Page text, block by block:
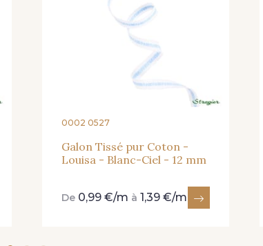
0002 0527
Galon Tissé pur Coton -
Louisa - Blanc-Ciel - 12 mm
De 0,99 €/m à 1,39 €/m